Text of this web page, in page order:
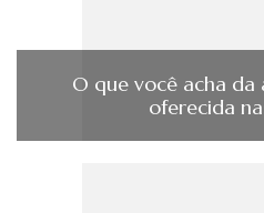
O que você acha
oferecida